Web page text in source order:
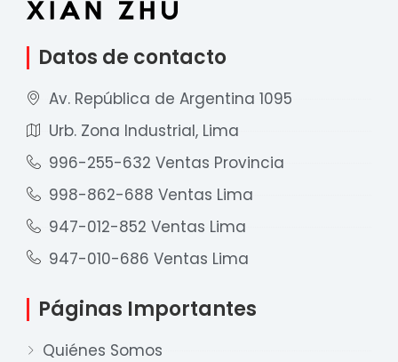
Datos de contacto
Av. República de Argentina 1095
Urb. Zona Industrial, Lima
996-255-632 Ventas Provincia
998-862-688 Ventas Lima
947-012-852 Ventas Lima
947-010-686 Ventas Lima
Páginas Importantes
Quiénes Somos